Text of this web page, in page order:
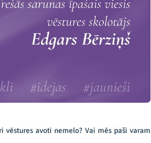
avoti nemelo? Vai mēs paši varam